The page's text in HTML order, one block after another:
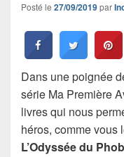
Posté le 27/09/2019par
Dans une poignée
série Ma Première
livres qui nous
héros, comme vous
L’Odyssée du